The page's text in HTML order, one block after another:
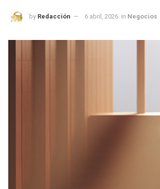
by Redacción 6 abril, 2026 in Negocios